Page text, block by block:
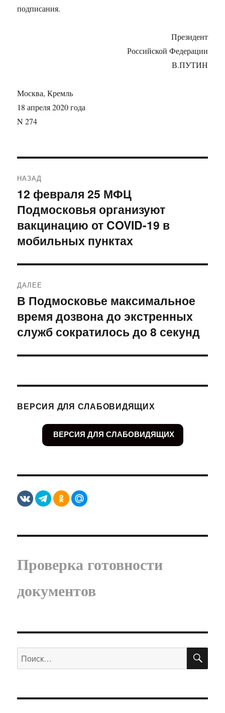
подписания.
Президент
Российской Федерации
В.ПУТИН
Москва, Кремль
18 апреля 2020 года
N 274
по
записям
НАЗАД
Предыдущая
запись:
12 февраля 25 МФЦ
Подмосковья организуют
вакцинацию от COVID-19 в
мобильных пунктах
ДАЛЕЕ
Следующая
запись:
В Подмосковье максимальное
время дозвона до экстренных
служб сократилось до 8 секунд
ВЕРСИЯ ДЛЯ СЛАБОВИДЯЩИХ
ВЕРСИЯ ДЛЯ СЛАБОВИДЯЩИХ
Проверка готовности
документов
Искать: